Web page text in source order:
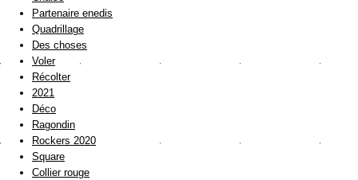
Partenaire enedis
Quadrillage
Des choses
Voler
Récolter
2021
Déco
Ragondin
Rockers 2020
Square
Collier rouge